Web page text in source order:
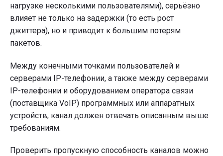
нагрузке несколькими пользователями), серьёзно
влияет не только на задержки (то есть рост
джиттера), но и приводит к большим потерям
пакетов.
Между конечными точками пользователей и
серверами IP-телефонии, а также между серверами
IP-телефонии и оборудованием оператора связи
(поставщика VoIP) программных или аппаратных
устройств, канал должен отвечать описанным выше
требованиям.
Проверить пропускную способность каналов можно